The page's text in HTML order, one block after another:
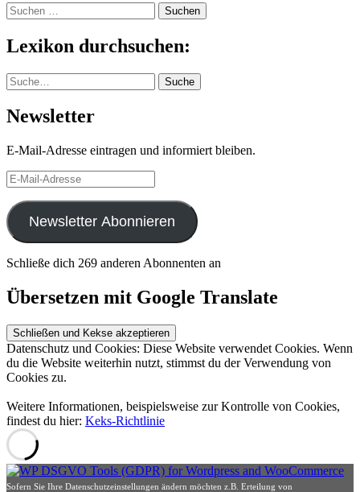
Suchen
nach:
Lexikon durchsuchen:
Suche Suche
Newsletter
E-Mail-Adresse eintragen und informiert bleiben.
E-
Mail-
Adresse
Newsletter Abonnieren
Schließe dich 269 anderen Abonnenten an
Übersetzen mit Google Translate
Datenschutz und Cookies: Diese Website verwendet Cookies. Wenn
du die Website weiterhin nutzt, stimmst du der Verwendung von
Cookies zu.
Weitere Informationen, beispielsweise zur Kontrolle von Cookies,
findest du hier: Keks-Richtlinie
Sofern Sie Ihre Datenschutzeinstellungen ändern möchten z.B. Erteilung von